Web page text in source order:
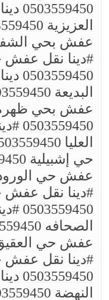
؜#دينا نقل
عفش بحي
؜#دينا نقل
؜#دينا نقل عفش